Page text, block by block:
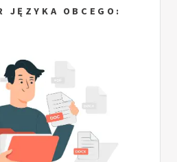
JĘZYKA OBCEGO: